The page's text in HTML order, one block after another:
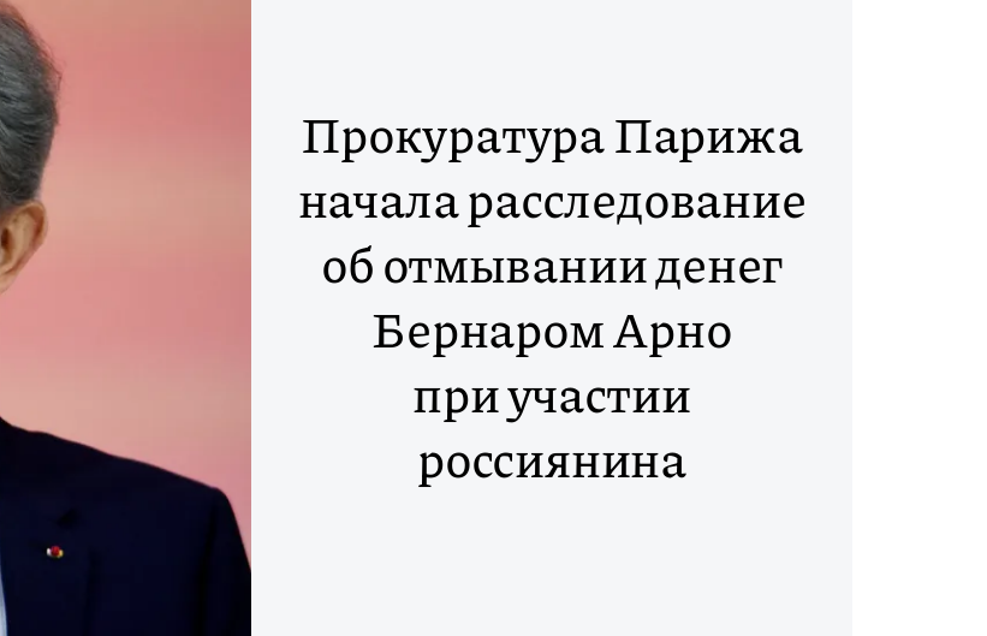
Прокуратура Парижа
начала расследование
об отмывании денег
Бернаром Арно
при участии
россиянина